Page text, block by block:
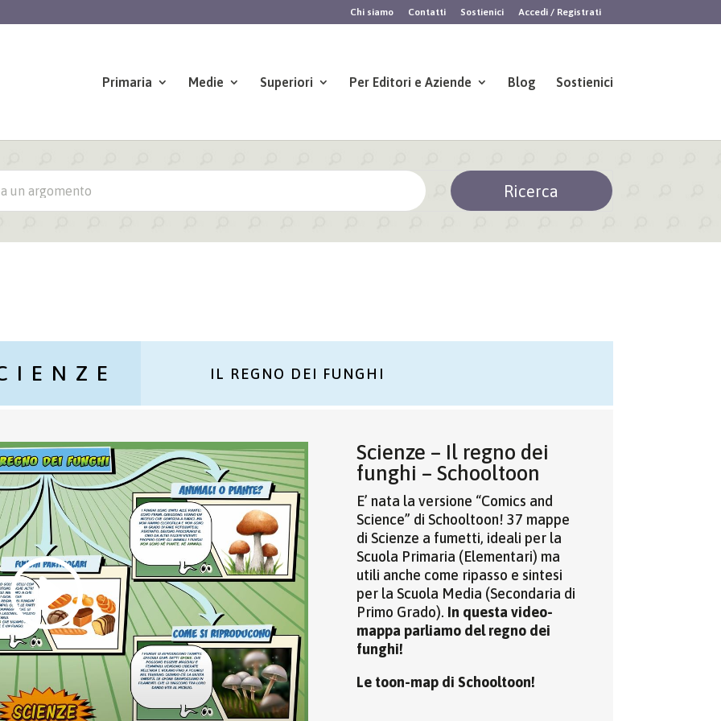
Chi siamo Contatti Sostienici Accedi / Registrati
Primaria Medie Superiori Per Editori e Aziende Blog Sostienici
IL REGNO DEI FUNGHI
Scienze – Il regno dei
funghi – Schooltoon
E’ nata la versione “Comics and
Science” di Schooltoon! 37 mappe
di Scienze a fumetti, ideali per la
Scuola Primaria (Elementari) ma
utili anche come ripasso e sintesi
per la Scuola Media (Secondaria di
Primo Grado). In questa video-
mappa parliamo del regno dei
funghi!
Le toon-map di Schooltoon!